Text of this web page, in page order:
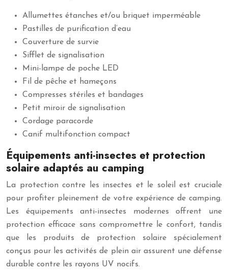
Allumettes étanches et/ou briquet imperméable
Pastilles de purification d’eau
Couverture de survie
Sifflet de signalisation
Mini-lampe de poche LED
Fil de pêche et hameçons
Compresses stériles et bandages
Petit miroir de signalisation
Cordage paracorde
Canif multifonction compact
Équipements anti-insectes et protection
solaire adaptés au camping
La protection contre les insectes et le soleil est cruciale
pour profiter pleinement de votre expérience de camping.
Les équipements anti-insectes modernes offrent une
protection efficace sans compromettre le confort, tandis
que les produits de protection solaire spécialement
conçus pour les activités de plein air assurent une défense
durable contre les rayons UV nocifs.